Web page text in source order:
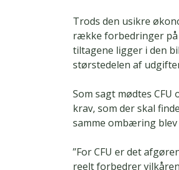
Trods den usikre
række forbedringer på
tiltagene ligger i den
størstedelen af
Som sagt mødtes CFU
krav, som der skal
samme ombæring
”For CFU er det
reelt forbedrer